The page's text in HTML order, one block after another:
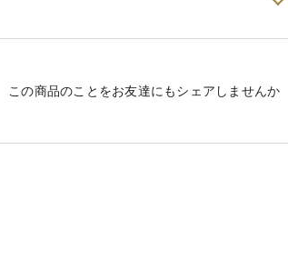
すぐに急速冷凍をして保管しています。
この商品のことをお友達にもシェアしませんか